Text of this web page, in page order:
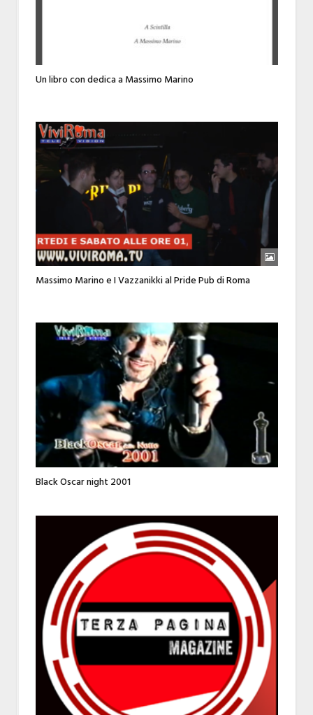
Un libro con dedica a Massimo Marino
Massimo Marino e I Vazzanikki al Pride Pub di Roma
Black Oscar night 2001